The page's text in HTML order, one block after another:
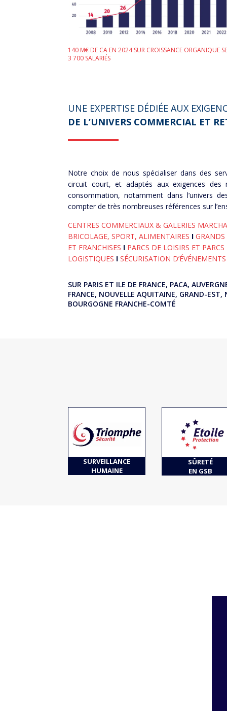
140 M€ DE CA EN 2024 SUR CROISSANCE ORGANIQUE
3 700 SALARIÉS
UNE EXPERTISE DÉDIÉE AUX
DE L’UNIVERS COMMERCIAL ET
Notre choix de nous spécialiser dans des
circuit court, et adaptés aux exigences
consommation, notamment dans l’univers
compter de très nombreuses références sur
CENTRES COMMERCIAUX & GALERIES
BRICOLAGE, SPORT, ALIMENTAIRES I
ET FRANCHISES I PARCS DE LOISIRS ET
LOGISTIQUES I SÉCURISATION D’ÉVÉNEMENTS
SUR PARIS ET ILE DE FRANCE, PACA,
FRANCE, NOUVELLE AQUITAINE, GRAND-
BOURGOGNE FRANCHE-COMTÉ
SURVEILLANCE
HUMAINE
SÛRETÉ
EN GSB